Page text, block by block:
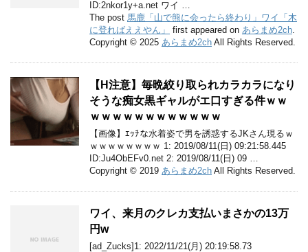
ID:2nkor1y+a.net ワイ …
The post 馬鹿「山で熊に会ったら終わり」ワイ「木
に登ればええやん」
first appeared on あらまめ2ch
Copyright © 2025 あらまめ2ch All Rights Reserved.
【H注意】毎晩絞り取られカラカラになり
そうな痴女黒ギャルがエ口すぎる件ｗｗ
ｗｗｗｗｗｗｗｗｗｗｗｗ
【画像】ｴｯﾁな水着姿で男を誘惑するJKさん現るｗ
ｗｗｗｗｗｗｗｗ 1: 2019/08/11(日) 09:21:58.445
ID:Ju4ObEFv0.net 2: 2019/08/11(日) 09 …
Copyright © 2019 あらまめ2ch All Rights Reserved.
ワイ、来月のクレカ支払いまさかの13万
円w
[ad_Zucks]1: 2022/11/21(月) 20:19:58.73